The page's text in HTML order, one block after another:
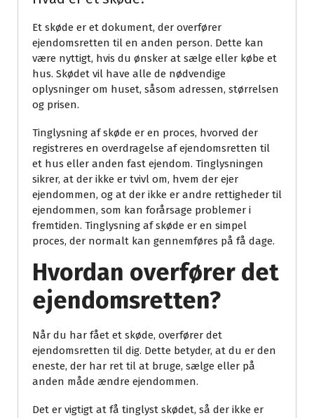
Et skøde er et dokument, der overfører
ejendomsretten til en anden person. Dette kan
være nyttigt, hvis du ønsker at sælge eller købe et
hus. Skødet vil have alle de nødvendige
oplysninger om huset, såsom adressen, størrelsen
og prisen.
Tinglysning af skøde er en proces, hvorved der
registreres en overdragelse af ejendomsretten til
et hus eller anden fast ejendom. Tinglysningen
sikrer, at der ikke er tvivl om, hvem der ejer
ejendommen, og at der ikke er andre rettigheder til
ejendommen, som kan forårsage problemer i
fremtiden. Tinglysning af skøde er en simpel
proces, der normalt kan gennemføres på få dage.
Hvordan overfører det
ejendomsretten?
Når du har fået et skøde, overfører det
ejendomsretten til dig. Dette betyder, at du er den
eneste, der har ret til at bruge, sælge eller på
anden måde ændre ejendommen.
Det er vigtigt at få tinglyst skødet, så der ikke er